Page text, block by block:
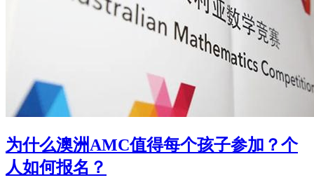
为什么澳洲AMC值得每个孩子参加？个
人如何报名？